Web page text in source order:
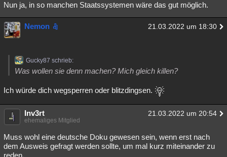
Nun ja, in so manchen Staatssystemen wäre das gut möglich.
Nemon 21.03.2022 um 18:30
Gucky87 schrieb:
Was wollen sie denn machen? Mich gleich killen?
Ich würde dich wegsperren oder blitzdingsen.
Inv3rt 21.03.2022 um 20:54
ehemaliges Mitglied
Muss wohl eine deutsche Doku gewesen sein, wenn erst nach
dem Ausweis gefragt werden sollte, um mal kurz miteinander zu
reden.